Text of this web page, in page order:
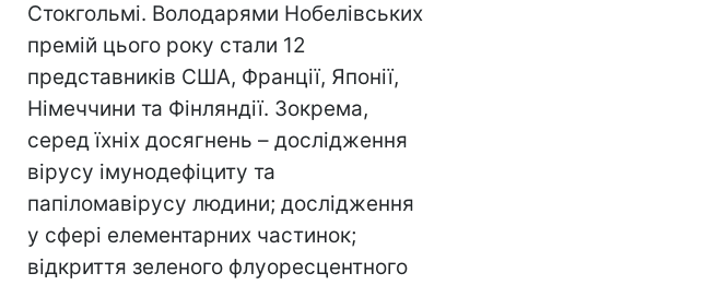
Стокгольмі. Володарями Нобелівських
премій цього року стали 12
представників США, Франції, Японії,
Німеччини та Фінляндії. Зокрема,
серед їхніх досягнень – дослідження
вірусу імунодефіциту та
папіломавірусу людини; дослідження
у сфері елементарних частинок;
відкриття зеленого флуоресцентного